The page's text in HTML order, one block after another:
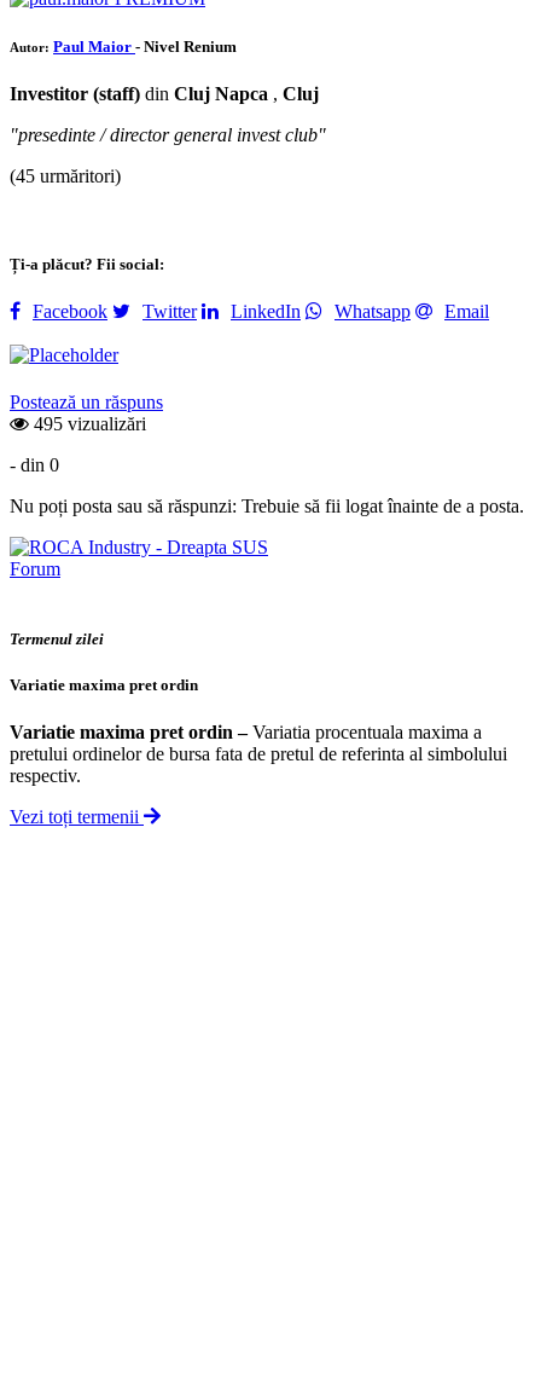
Autor: Paul Maior - Nivel Renium
Investitor (staff) din Cluj Napca , Cluj
"presedinte / director general invest club"
(45 urmăritori)
Ți-a plăcut? Fii social:
Facebook Twitter LinkedIn Whatsapp Email
Postează un răspuns
495 vizualizări
- din 0
Nu poți posta sau să răspunzi: Trebuie să fii logat înainte de a posta.
Forum
Termenul zilei
Variatie maxima pret ordin
Variatie maxima pret ordin –Variatia procentuala maxima a
pretului ordinelor de bursa fata de pretul de referinta al simbolului
respectiv.
Vezi toți termenii